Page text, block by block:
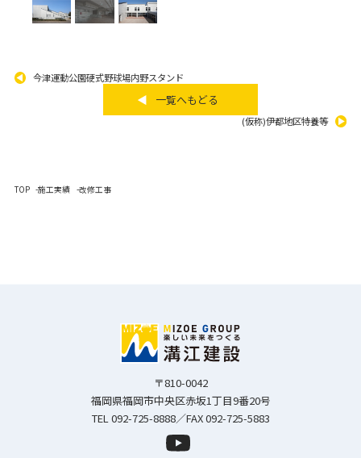
今津運動公園硬式野球場内野スタンド
一覧へもどる
(仮称)伊都地区特養等
TOP 施工実績 改修工事
〒810-0042
福岡県福岡市中央区赤坂1丁目9番20号
TEL 092-725-8888／FAX 092-725-5883